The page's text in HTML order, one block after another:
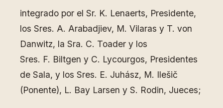
integrado por el Sr. K. Lenaerts, Presidente,
los Sres. A. Arabadjiev, M. Vilaras y T. von
Danwitz, la Sra. C. Toader y los
Sres. F. Biltgen y C. Lycourgos, Presidentes
de Sala, y los Sres. E. Juhász, M. Ilešič
(Ponente), L. Bay Larsen y S. Rodin, Jueces;